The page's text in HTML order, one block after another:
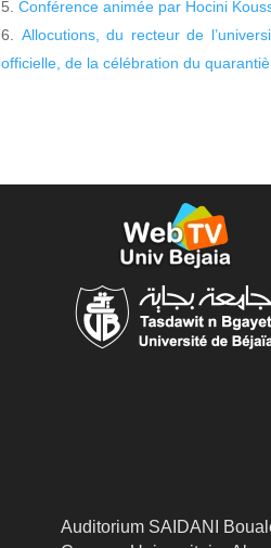
Conférence animée par Hocini
Allocutions, du recteur de
officielle, de la célébration du
Auditorium SAIDANI